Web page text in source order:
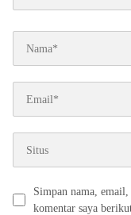
Simpan nama,
komentar saya